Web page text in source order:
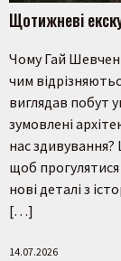
Щотижневі
Чому Гай
чим
виглядав побут
зумовлені
нас
щоб
нові деталі з
[…]
14.07.2026